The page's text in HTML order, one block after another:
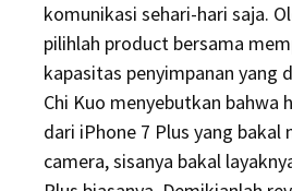
komunikasi sehari-hari saja.
pilihlah product bersama
kapasitas penyimpanan yang
Chi Kuo menyebutkan bahwa
dari iPhone 7 Plus yang bakal
camera, sisanya bakal